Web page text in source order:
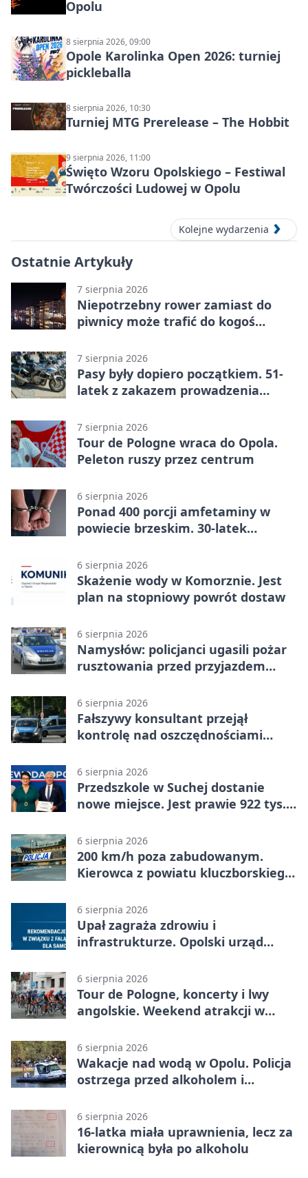
Opolu
8 sierpnia 2026, 09:00
Opole Karolinka Open 2026: turniej
pickleballa
8 sierpnia 2026, 10:30
Turniej MTG Prerelease – The Hobbit
9 sierpnia 2026, 11:00
Święto Wzoru Opolskiego – Festiwal
Twórczości Ludowej w Opolu
Kolejne wydarzenia
Ostatnie Artykuły
7 sierpnia 2026
Niepotrzebny rower zamiast do
piwnicy może trafić do kogoś
7 sierpnia 2026
Pasy były dopiero początkiem. 51-
latek z zakazem prowadzenia
7 sierpnia 2026
Tour de Pologne wraca do Opola.
Peleton ruszy przez centrum
6 sierpnia 2026
Ponad 400 porcji amfetaminy w
powiecie brzeskim. 30-latek
6 sierpnia 2026
Skażenie wody w Komorznie. Jest
plan na stopniowy powrót dostaw
6 sierpnia 2026
Namysłów: policjanci ugasili pożar
rusztowania przed przyjazdem
6 sierpnia 2026
Fałszywy konsultant przejął
kontrolę nad oszczędnościami
6 sierpnia 2026
Przedszkole w Suchej dostanie
nowe miejsce. Jest prawie 922 tys.
6 sierpnia 2026
200 km/h poza zabudowanym.
Kierowca z powiatu kluczborskiego
6 sierpnia 2026
Upał zagraża zdrowiu i
infrastrukturze. Opolski urząd
6 sierpnia 2026
Tour de Pologne, koncerty i lwy
angolskie. Weekend atrakcji w
6 sierpnia 2026
Wakacje nad wodą w Opolu. Policja
ostrzega przed alkoholem i
6 sierpnia 2026
16-latka miała uprawnienia, lecz za
kierownicą była po alkoholu